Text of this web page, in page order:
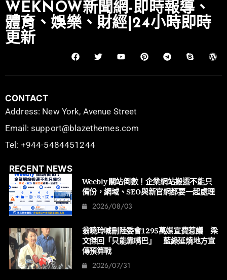
WEKNOW新聞網-即時報導、
體育、娛樂、財經|24小時即時
更新
CONTACT
Address: New York, Avenue Street
Email: support@blazethemes.com
Tel: +944-5484451244
RECENT NEWS
Weebly 關站倒數！企業網站搬遷不能只
備份，網域、SEO與新官網都要一起處理
2026/08/03
翁曉玲喊刪陸委會1295萬媒宣費惹議 梁
文傑回「只能靠嘴巴」 藍綠延燒地方宣
傳預算戰
2026/07/31